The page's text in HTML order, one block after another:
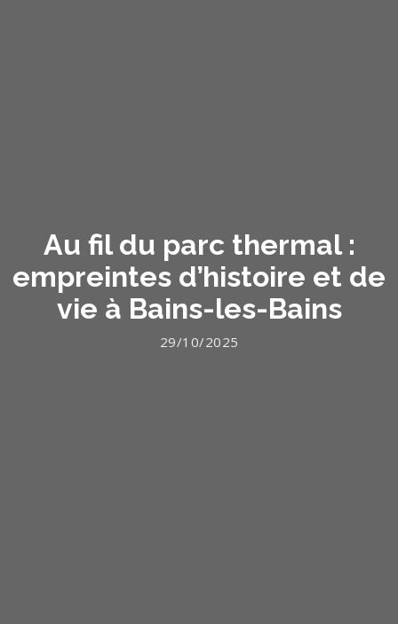
Au fil du parc thermal :
empreintes d’histoire et de
vie à Bains-les-Bains
29/10/2025